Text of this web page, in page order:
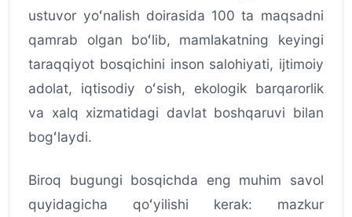
ustuvor yoʻnalish doirasida 100 ta maqsadni
qamrab olgan boʻlib, mamlakatning keyingi
taraqqiyot bosqichini inson salohiyati, ijtimoiy
adolat, iqtisodiy oʻsish, ekologik barqarorlik
va xalq xizmatidagi davlat boshqaruvi bilan
bogʻlaydi.
Biroq bugungi bosqichda eng muhim savol
quyidagicha qoʻyilishi kerak: mazkur